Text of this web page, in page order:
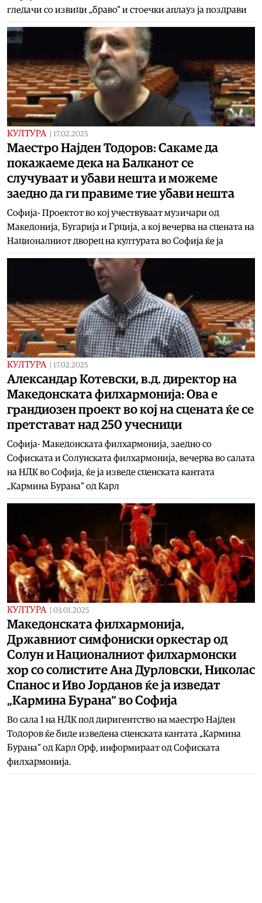
гледачи со извици „браво“ и стоечки аплауз ја поздрави
КУЛТУРА 17.02.2025
Маестро Најден Тодоров: Сакаме да
покажаеме дека на Балканот се
случуваат и убави нешта и можеме
заедно да ги правиме тие убави нешта
Софија- Проектот во кој учествуваат музичари од
Македонија, Бугарија и Грција, а кој вечерва на сцената на
Националниот дворец на културата во Софија ќе ја
КУЛТУРА 17.02.2025
Александар Котевски, в.д. директор на
Македонската филхармонија: Ова е
грандиозен проект во кој на сцената ќе се
претстават над 250 учесници
Софија- Македонската филхармонија, заедно со
Софиската и Солунската филхармонија, вечерва во салата
на НДК во Софија, ќе ја изведе сценската кантата
„Кармина Бурана“ од Карл
КУЛТУРА 03.01.2025
Македонската филхармонија,
Државниот симфониски оркестар од
Солун и Националниот филхармонски
хор со солистите Ана Дурловски, Николас
Спанос и Иво Јорданов ќе ја изведат
„Кармина Бурана“ во Софија
Во сала 1 на НДК под диригентство на маестро Најден
Тодоров ќе биде изведена сценската кантата „Кармина
Бурана“ од Карл Орф, информираат од Софиската
филхармонија.